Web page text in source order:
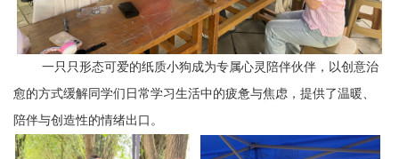
一只只形态可爱的纸质小狗成为专属心灵陪伴伙伴，以创意治
愈的方式缓解同学们日常学习生活中的疲惫与焦虑，提供了温暖、
陪伴与创造性的情绪出口。